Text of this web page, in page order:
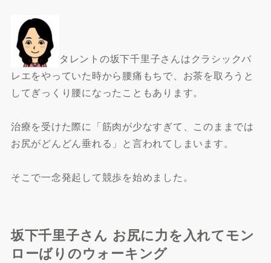
タレントの坂下千里子さんはクラシックバ
レエをやっていた時から腰痛もちで、お茶を取ろうと
してぎっくり腰になったこともあります。
治療を受けた際に「筋肉が少なすぎて、このままでは
お尻がどんどん垂れる」と言われてしまいます。
そこで一念発起して競歩を始めました。
坂下千里子さん お尻に力を入れてモン
ローばりのウォーキング